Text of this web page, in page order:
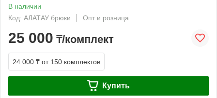
В наличии
Код: АЛАТАУ брюки
Опт и розница
25 000 ₸/комплект
24 000 ₸ от 150 комплектов
Купить